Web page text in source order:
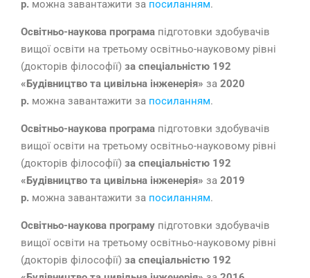
р. можна завантажити за посиланням.
Освітньо-наукова програма підготовки здобувачів
вищої освіти на третьому освітньо-науковому рівні
(докторів філософії) за спеціальністю 192
«Будівництво та цивільна інженерія» за 2020
р. можна завантажити за посиланням.
Освітньо-наукова програма підготовки здобувачів
вищої освіти на третьому освітньо-науковому рівні
(докторів філософії) за спеціальністю 192
«Будівництво та цивільна інженерія» за 2019
р. можна завантажити за посиланням.
Освітньо-наукова програму підготовки здобувачів
вищої освіти на третьому освітньо-науковому рівні
(докторів філософії) за спеціальністю 192